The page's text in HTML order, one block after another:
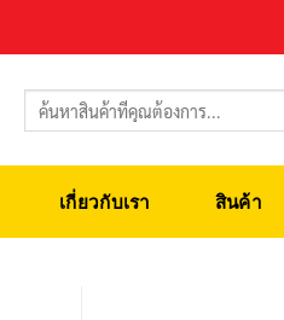
ค้นหา:
เกี่ยวกับเรา สินค้า